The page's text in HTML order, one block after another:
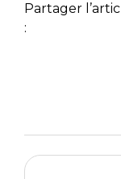
Partager
: